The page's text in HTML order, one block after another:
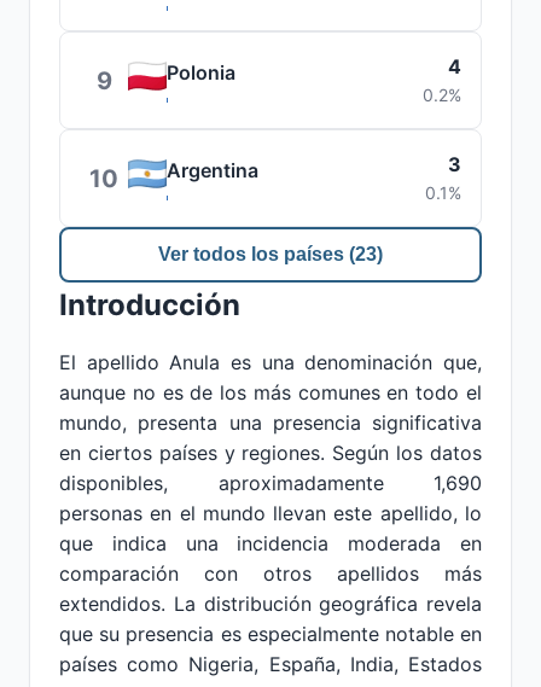
9 Polonia 4
0.2%
10 Argentina 3
0.1%
Ver todos los países (23)
Introducción
El apellido Anula es una denominación que,
aunque no es de los más comunes en todo el
mundo, presenta una presencia significativa
en ciertos países y regiones. Según los datos
disponibles, aproximadamente 1,690
personas en el mundo llevan este apellido, lo
que indica una incidencia moderada en
comparación con otros apellidos más
extendidos. La distribución geográfica revela
que su presencia es especialmente notable en
países como Nigeria, España, India, Estados